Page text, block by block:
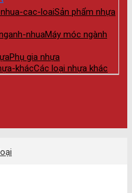
Sản phẩm nhựa
Máy móc ngành
Phụ gia nhựa
Các loại nhựa khác